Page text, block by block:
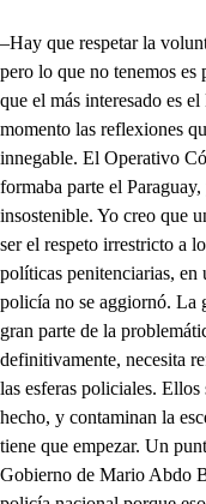
–Hay que respetar la
pero lo que no tenemos es
que el más interesado es
momento las reflexiones
innegable. El Operativo
formaba parte el
insostenible. Yo creo que
ser el respeto irrestricto a
políticas penitenciarias, en
policía no se aggiornó. La
gran parte de la
definitivamente, necesita
las esferas policiales.
hecho, y contaminan la
tiene que empezar. Un
Gobierno de Mario Abdo